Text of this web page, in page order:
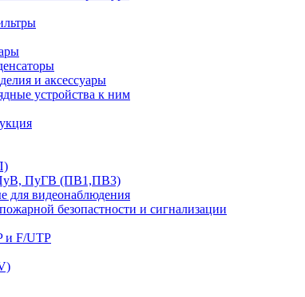
и аксессуары
устройства к ним
ПуВ, ПуГВ (ПВ1,ПВ3)
для видеонаблюдения
безопастности и сигнализации
и F/UTP